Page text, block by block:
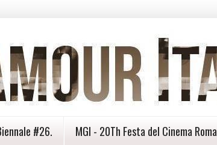
#26. MGI - 20Th Festa del Cinema Roma